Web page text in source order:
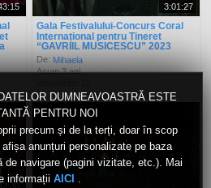
DUMNEAVOASTRĂ ESTE
PENTRU NOI
precum și de la terți, doar în scop
anunțuri personalizate pe baza
de navigare (pagini vizitate, etc.). Mai
informații AICI
3:01:27
Gala Festivalului-Concurs Coral
Internațional pentru Tineret
“GAVRIIL MUSICESCU” 2023
De:Mihaela
Acum 3 ani